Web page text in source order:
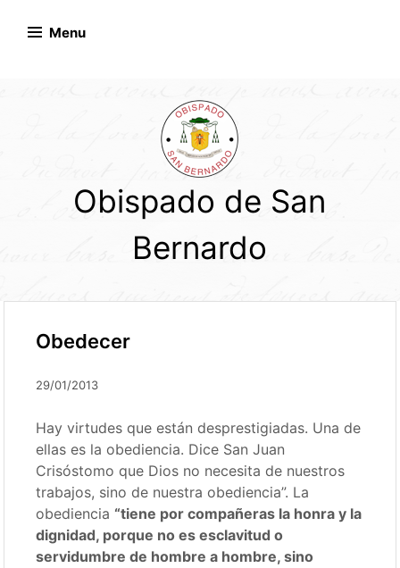
Menu
Obispado de San
Bernardo
Obedecer
29/01/2013
Hay virtudes que están desprestigiadas. Una de
ellas es la obediencia. Dice San Juan
Crisóstomo que Dios no necesita de nuestros
trabajos, sino de nuestra obediencia”. La
obediencia “tiene por compañeras la honra y la
dignidad, porque no es esclavitud o
servidumbre de hombre a hombre, sino